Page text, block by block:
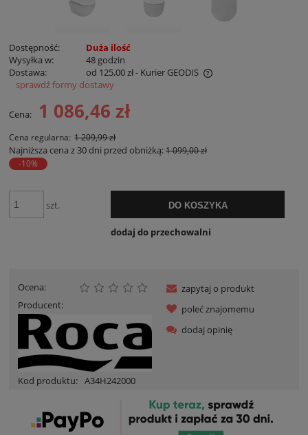
Dostępność:
Duża ilość
Wysyłka w:
48 godzin
Dostawa:
od 125,00 zł- Kurier GEODIS
Cena nie zawiera ewentualnych kosztów płatności
sprawdź formy dostawy
Cena: 1 086,46 zł
Cena regularna: 1 209,99 zł
Najniższa cena z 30 dni przed obniżką:1 099,00 zł
-10%
szt. DO KOSZYKA
dodaj do przechowalni
Ocena:
Producent:
Kod produktu: A34H242000
zapytaj o produkt
poleć znajomemu
dodaj opinię